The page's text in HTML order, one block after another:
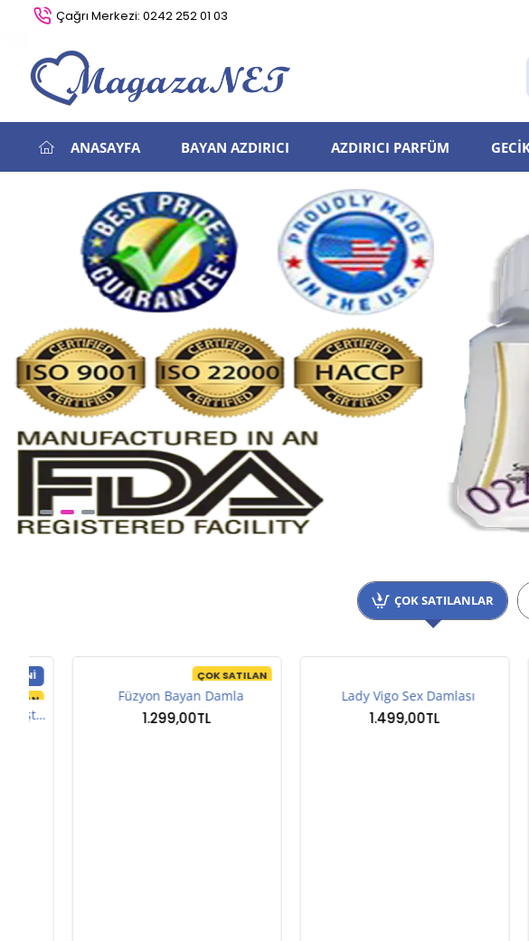
Çağrı Merkezi: 0242 252 01 03
ANASAYFA BAYAN AZDIRICI AZDIRICI PARFÜM
ÇOK SATILANLAR
ÇOK SATILAN
Füzyon Bayan Damla
1.299,00TL
Lady Vigo Sex Damlası
1.499,00TL